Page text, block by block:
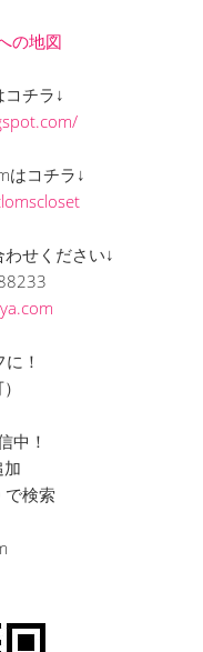
の地図
コチラ↓
はコチラ↓
せください↓
！
中！
加
で検索